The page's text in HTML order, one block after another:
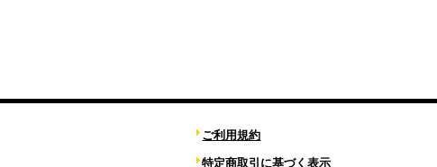
ご利用規約
特定商取引に基づく表示